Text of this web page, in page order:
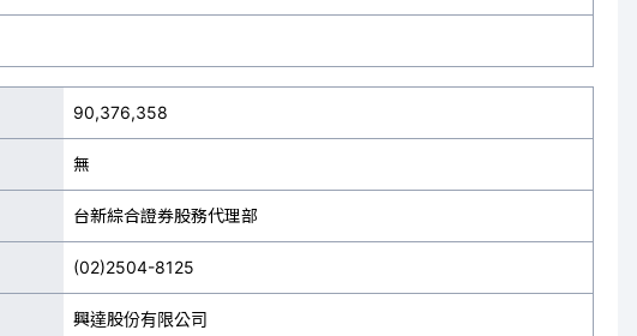
90,376,358
無
台新綜合證券股務代理部
(02)2504-8125
興達股份有限公司